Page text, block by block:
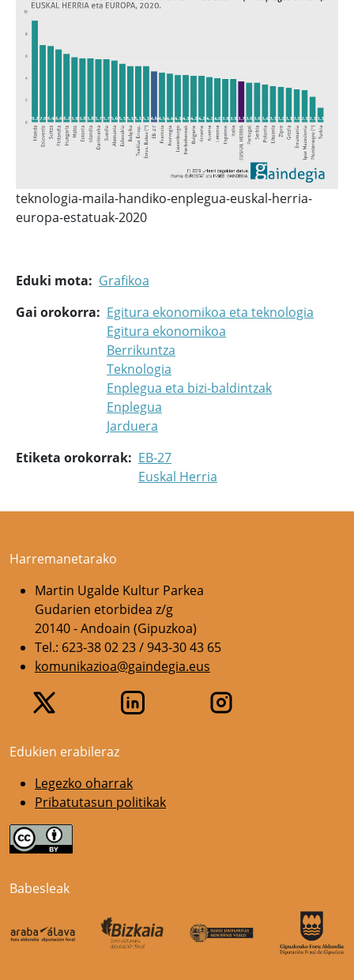
teknologia-maila-handiko-enplegua-euskal-herria-
europa-estatuak-2020
Eduki mota
Grafikoa
Gai orokorra
Egitura ekonomikoa eta teknologia
Egitura ekonomikoa
Berrikuntza
Teknologia
Enplegua eta bizi-baldintzak
Enplegua
Jarduera
Etiketa orokorrak
EB-27
Euskal Herria
Harremanetarako
Martin Ugalde Kultur Parkea
Gudarien etorbidea z/g
20140 - Andoain (Gipuzkoa)
Tel.: 623-38 02 23 / 943-30 43 65
komunikazioa@gaindegia.eus
Edukien erabileraz
Legezko oharrak
Pribatutasun politikak
Babesleak